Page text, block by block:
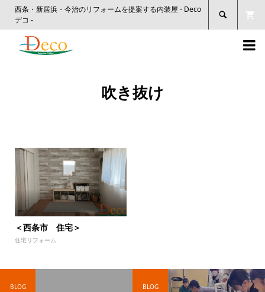
西条・新居浜・今治のリフォームを提案する内装屋 - Deco
デコ -


吹き抜け
＜西条市 住宅＞
住宅リフォーム
BLOG BLOG